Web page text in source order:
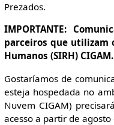
Prezados.
IMPORTANTE:
parceiros que utilizam
Humanos (SIRH) CIGAM.
Gostaríamos de
esteja hospedada no
Nuvem CIGAM)
acesso a partir de agosto